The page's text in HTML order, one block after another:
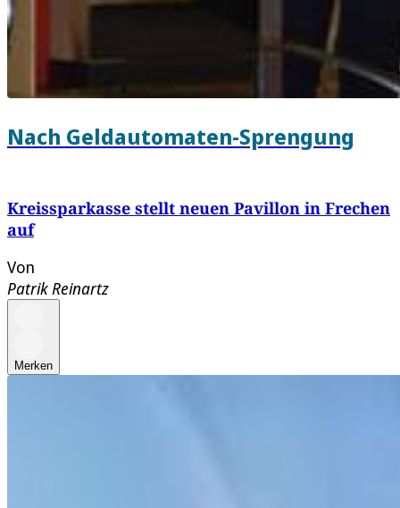
Nach Geldautomaten-Sprengung
Kreissparkasse stellt neuen Pavillon in Frechen
auf
Von
Patrik Reinartz
Merken